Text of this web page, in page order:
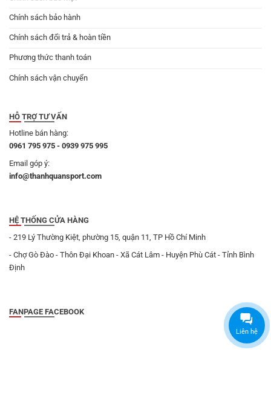
Chính sách bảo hành
Chính sách đổi trả & hoàn tiền
Phương thức thanh toán
Chính sách vận chuyển
HỖ TRỢ TƯ VẤN
Hotline bán hàng:
0961 795 975 - 0939 975 995
Email góp ý:
info@thanhquansport.com
HỆ THỐNG CỬA HÀNG
- 219 Lý Thường Kiệt, phường 15, quận 11, TP Hồ Chí Minh
- Chợ Gò Đào - Thôn Đại Khoan - Xã Cát Lâm - Huyện Phù Cát - Tỉnh Bình
Định
FANPAGE FACEBOOK
Liên hệ